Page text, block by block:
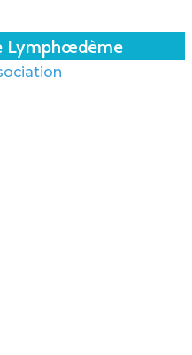
Lymphœdème